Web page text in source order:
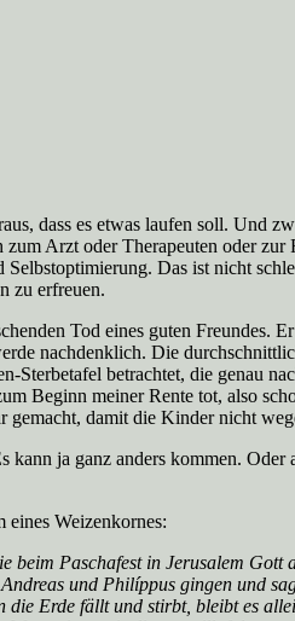
dass es etwas laufen soll.
Arzt oder Therapeuten oder
Das ist nicht
zu erfreuen.
Tod eines guten
nachdenklich. Die
Sterbetafel betrachtet, die genau
Beginn meiner Rente tot, also
damit die Kinder nicht
kann ja ganz anders kommen.
eines Weizenkornes:
beim Paschafest in Jerusalem
und Philíppus gingen und
die Erde fällt und stirbt, bleibt es